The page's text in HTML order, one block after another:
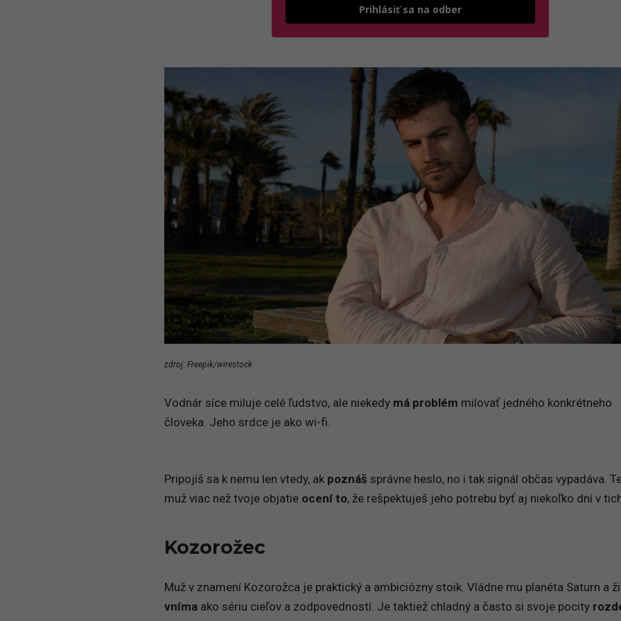
Prihlásiť sa na odber
zdroj: Freepik/wirestock
Vodnár síce miluje celé ľudstvo, ale niekedy má problém milovať jedného konkrétneho
človeka. Jeho srdce je ako wi-fi.
Pripojíš sa k nemu len vtedy, ak poznáš správne heslo, no i tak signál občas vypadáva.
muž viac než tvoje objatie ocení to, že rešpektuješ jeho potrebu byť aj niekoľko dní v
Kozorožec
Muž v znamení Kozorožca je praktický a ambiciózny stoik. Vládne mu planéta Saturn a
vníma ako sériu cieľov a zodpovedností. Je taktiež chladný a často si svoje pocity